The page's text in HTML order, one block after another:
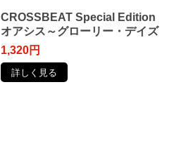
CROSSBEAT Special Edition
オアシス～グローリー・デイズ
1,320円
詳しく見る